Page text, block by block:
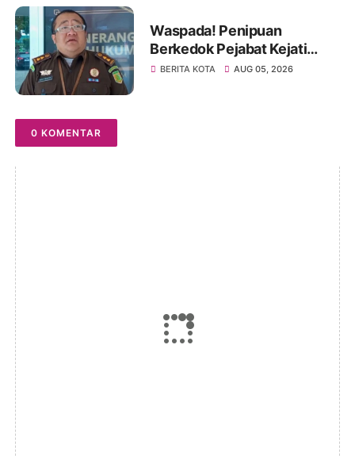
Waspada! Penipuan
Berkedok Pejabat Kejati
Jambi, Warga Diminta
BERITA KOTA AUG 05, 2026
0 KOMENTAR